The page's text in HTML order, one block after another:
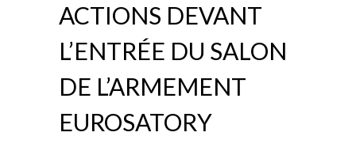
ACTIONS DEVANT
L’ENTRÉE DU SALON
DE L’ARMEMENT
EUROSATORY